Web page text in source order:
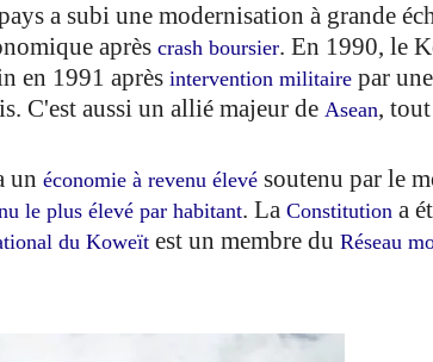
a subi une modernisation à grande
après crash boursier. En 1990, le
en 1991 après intervention militaire par
C'est aussi un allié majeur de Asean,
un économie à revenu élevé soutenu par le
le plus élevé par habitant. La Constitution a
du Koweït est un membre du Réseau